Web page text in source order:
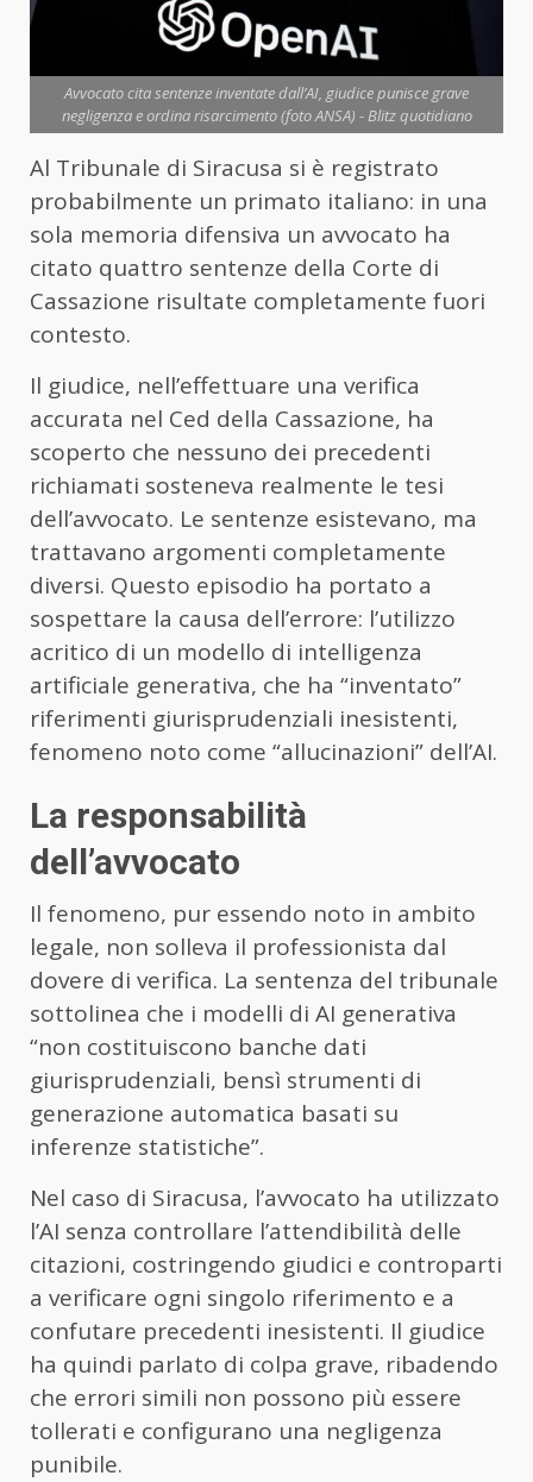
Avvocato cita sentenze inventate dall’AI, giudice punisce grave
negligenza e ordina risarcimento (foto ANSA) - Blitz quotidiano
Al Tribunale di Siracusa si è registrato
probabilmente un primato italiano: in una
sola memoria difensiva un avvocato ha
citato quattro sentenze della Corte di
Cassazione risultate completamente fuori
contesto.
Il giudice, nell’effettuare una verifica
accurata nel Ced della Cassazione, ha
scoperto che nessuno dei precedenti
richiamati sosteneva realmente le tesi
dell’avvocato. Le sentenze esistevano, ma
trattavano argomenti completamente
diversi. Questo episodio ha portato a
sospettare la causa dell’errore: l’utilizzo
acritico di un modello di intelligenza
artificiale generativa, che ha “inventato”
riferimenti giurisprudenziali inesistenti,
fenomeno noto come “allucinazioni” dell’AI.
La responsabilità
dell’avvocato
Il fenomeno, pur essendo noto in ambito
legale, non solleva il professionista dal
dovere di verifica. La sentenza del tribunale
sottolinea che i modelli di AI generativa
“non costituiscono banche dati
giurisprudenziali, bensì strumenti di
generazione automatica basati su
inferenze statistiche”.
Nel caso di Siracusa, l’avvocato ha utilizzato
l’AI senza controllare l’attendibilità delle
citazioni, costringendo giudici e controparti
a verificare ogni singolo riferimento e a
confutare precedenti inesistenti. Il giudice
ha quindi parlato di colpa grave, ribadendo
che errori simili non possono più essere
tollerati e configurano una negligenza
punibile.